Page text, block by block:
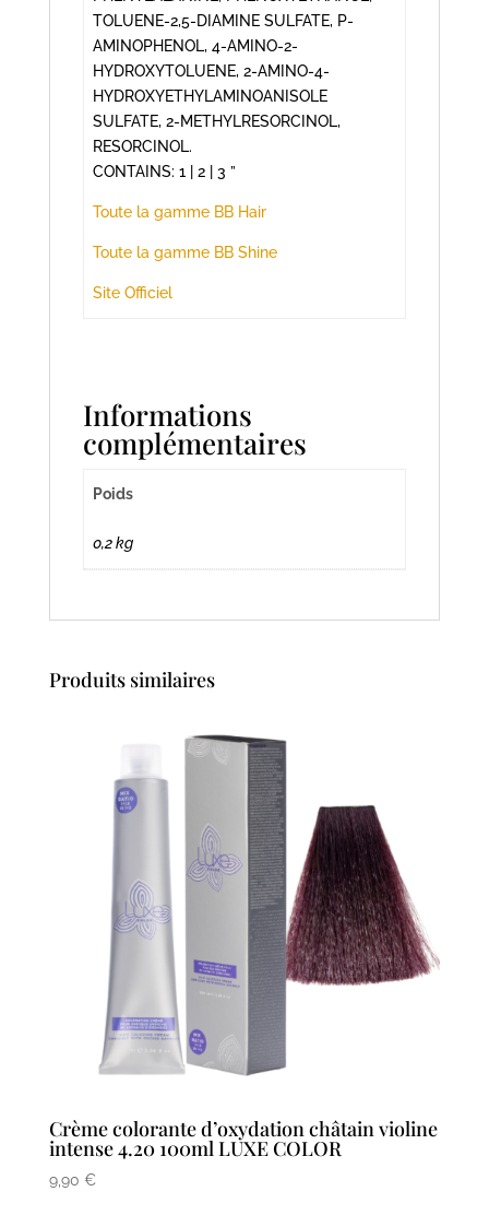
TOLUENE-2,5-DIAMINE SULFATE, P-
AMINOPHENOL, 4-AMINO-2-
HYDROXYTOLUENE, 2-AMINO-4-
HYDROXYETHYLAMINOANISOLE
SULFATE, 2-METHYLRESORCINOL,
RESORCINOL.
CONTAINS: 1 | 2 | 3 ”
Toute la gamme BB Hair
Toute la gamme BB Shine
Site Officiel
Informations
complémentaires
Poids
0,2 kg
Produits similaires
Crème colorante d’oxydation châtain violine
intense 4.20 100ml LUXE COLOR
9,90 €